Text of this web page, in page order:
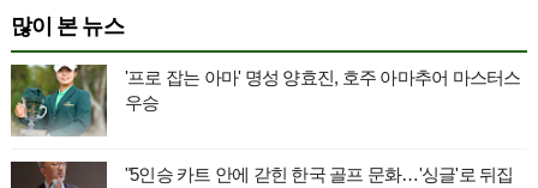
많이 본 뉴스
'프로 잡는 아마' 명성 양효진, 호주 아마추어 마스터스
우승
"5인승 카트 안에 갇힌 한국 골프 문화…'싱글'로 뒤집